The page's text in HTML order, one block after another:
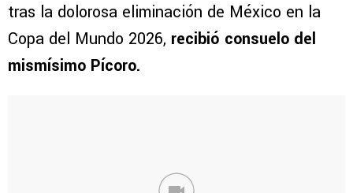
tras la dolorosa eliminación de México en la
Copa del Mundo 2026, recibió consuelo del
mismísimo Pícoro.